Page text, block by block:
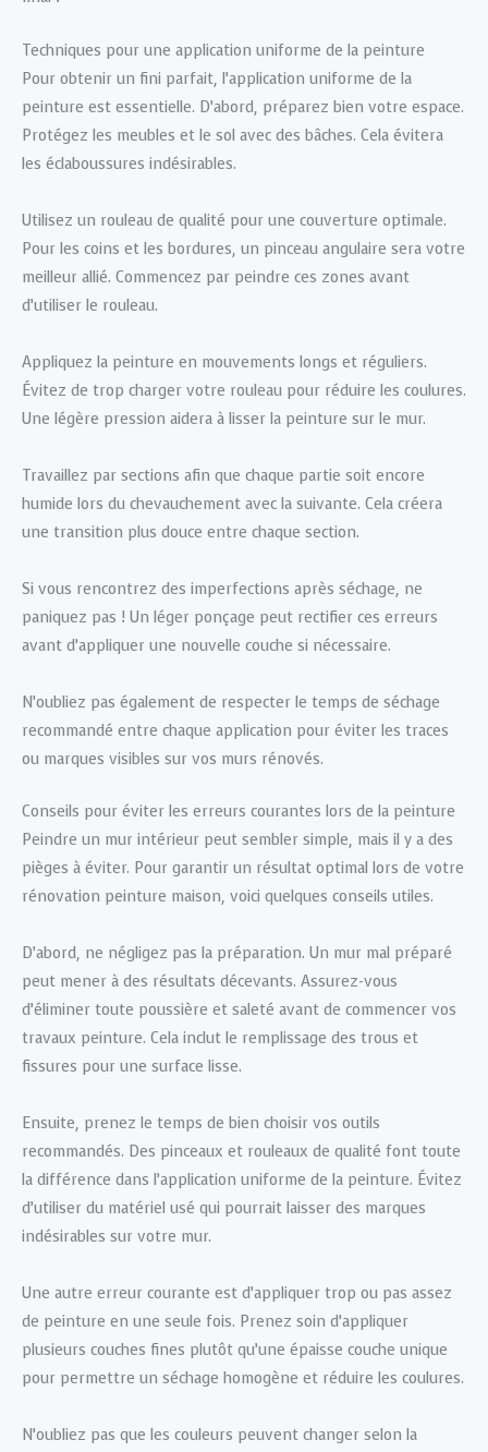
Techniques pour une application uniforme de la peinture
Pour obtenir un fini parfait, l’application uniforme de la
peinture est essentielle. D’abord, préparez bien votre espace.
Protégez les meubles et le sol avec des bâches. Cela évitera
les éclaboussures indésirables.
Utilisez un rouleau de qualité pour une couverture optimale.
Pour les coins et les bordures, un pinceau angulaire sera votre
meilleur allié. Commencez par peindre ces zones avant
d’utiliser le rouleau.
Appliquez la peinture en mouvements longs et réguliers.
Évitez de trop charger votre rouleau pour réduire les coulures.
Une légère pression aidera à lisser la peinture sur le mur.
Travaillez par sections afin que chaque partie soit encore
humide lors du chevauchement avec la suivante. Cela créera
une transition plus douce entre chaque section.
Si vous rencontrez des imperfections après séchage, ne
paniquez pas ! Un léger ponçage peut rectifier ces erreurs
avant d’appliquer une nouvelle couche si nécessaire.
N’oubliez pas également de respecter le temps de séchage
recommandé entre chaque application pour éviter les traces
ou marques visibles sur vos murs rénovés.
Conseils pour éviter les erreurs courantes lors de la peinture
Peindre un mur intérieur peut sembler simple, mais il y a des
pièges à éviter. Pour garantir un résultat optimal lors de votre
rénovation peinture maison, voici quelques conseils utiles.
D’abord, ne négligez pas la préparation. Un mur mal préparé
peut mener à des résultats décevants. Assurez-vous
d’éliminer toute poussière et saleté avant de commencer vos
travaux peinture. Cela inclut le remplissage des trous et
fissures pour une surface lisse.
Ensuite, prenez le temps de bien choisir vos outils
recommandés. Des pinceaux et rouleaux de qualité font toute
la différence dans l’application uniforme de la peinture. Évitez
d’utiliser du matériel usé qui pourrait laisser des marques
indésirables sur votre mur.
Une autre erreur courante est d’appliquer trop ou pas assez
de peinture en une seule fois. Prenez soin d’appliquer
plusieurs couches fines plutôt qu’une épaisse couche unique
pour permettre un séchage homogène et réduire les coulures.
N’oubliez pas que les couleurs peuvent changer selon la